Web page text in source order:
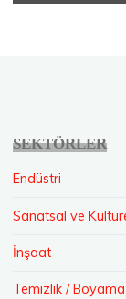
SEKTÖRLER
Endüstri
Sanatsal ve
İnşaat
Temizlik / Boyama